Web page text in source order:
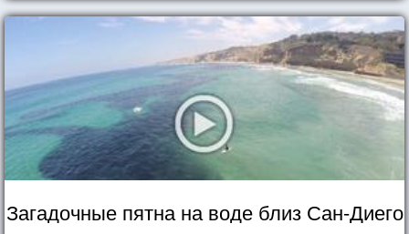
Загадочные пятна на воде близ Сан-Диего